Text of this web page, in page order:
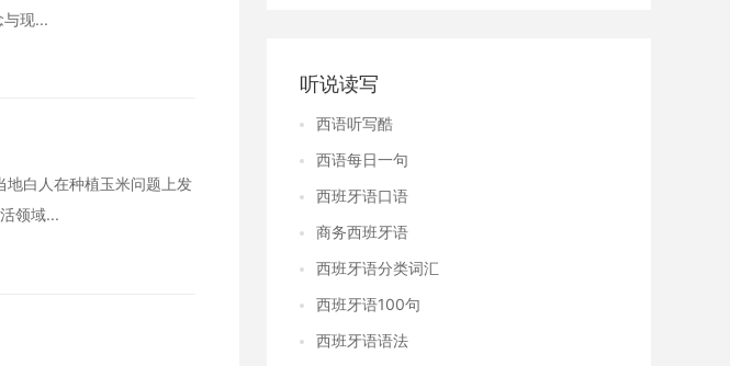
现...
地白人在种植玉米问题上发
领域...
听说读写
西语听写酷
西语每日一句
西班牙语口语
商务西班牙语
西班牙语分类词汇
西班牙语100句
西班牙语语法